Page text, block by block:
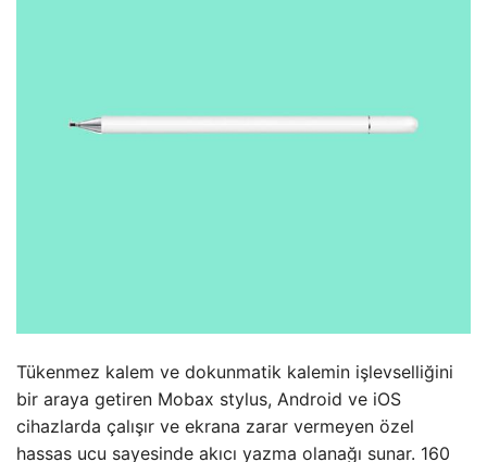
Tükenmez kalem ve dokunmatik kalemin işlevselliğini
bir araya getiren Mobax stylus, Android ve iOS
cihazlarda çalışır ve ekrana zarar vermeyen özel
hassas ucu sayesinde akıcı yazma olanağı sunar. 160